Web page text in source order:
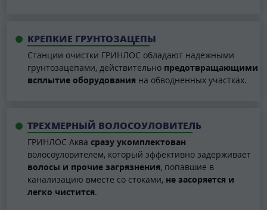
КРЕПКИЕ ГРУНТОЗАЦЕПЫ
Станции очистки ГРИНЛОС обладают надежными
грунтозацепами, действительно предотвращающими
всплытие оборудования на обводненных участках.
ТРЕХМЕРНЫЙ ВОЛОСОУЛОВИТЕЛЬ
ГРИНЛОС Аква сразу укомплектован
волосоуловителем, который эффективно задерживает
волосы и прочие загрязнения, попавшие в
канализацию вместе со стоками, не засоряется и
легко чистится.